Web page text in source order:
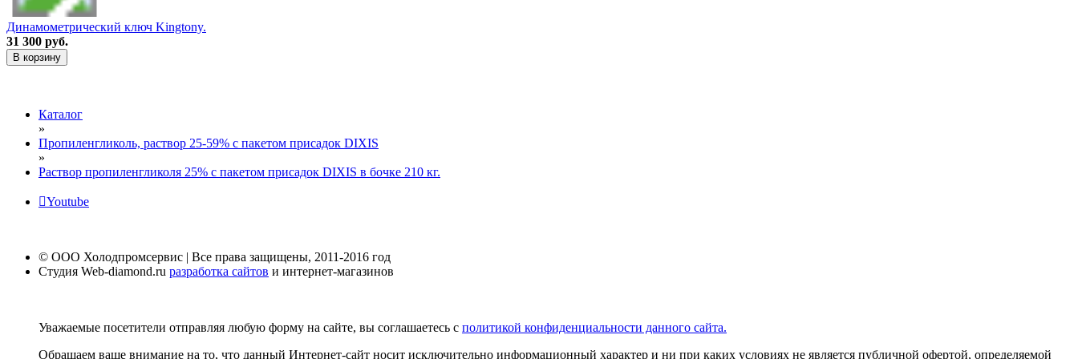
Динамометрический ключ Kingtony.
31 300 руб.
В корзину
Каталог
»
Пропиленгликоль, раствор 25-59% с пакетом присадок DIXIS
»
Раствор пропиленгликоля 25% с пакетом присадок DIXIS в бочке 210 кг.
Youtube
© ООО Холодпромсервис | Все права защищены, 2011-2016 год
Студия Web-diamond.ru разработка сайтов и интернет-магазинов
Уважаемые посетители отправляя любую форму на сайте, вы соглашаетесь с политикой конфиденциальности данного сайта.
Обращаем ваше внимание на то, что данный Интернет-сайт носит исключительно информационный характер и ни при каких условиях не является публичной офертой, определяемой